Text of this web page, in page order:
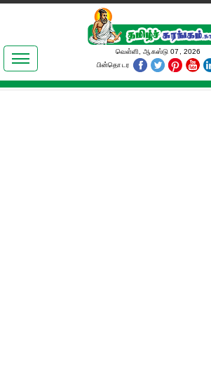
இலக்கியங்கள்
தமிழ் உலகம்
வெள்ளி, ஆகஸ்டு 07, 2026
பின்தொடர